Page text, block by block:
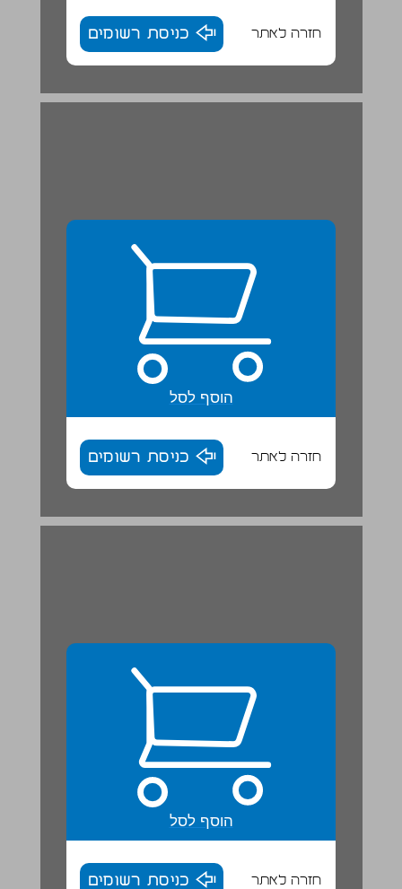
חזרה לאתר כניסת רשומים
הוסף לסל
חזרה לאתר כניסת רשומים
ب. الأشكال الرباعيّة ... 24
הוסף לסל
חזרה לאתר כניסת רשומים